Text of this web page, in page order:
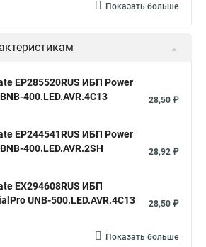
Показать больше
EP285520RUS ИБП Power
400.LED.AVR.4C13
28,50 ₽
EP244541RUS ИБП Power
400.LED.AVR.2SH
28,92 ₽
EX294608RUS ИБП
UNB-500.LED.AVR.4C13
28,50 ₽
Показать больше